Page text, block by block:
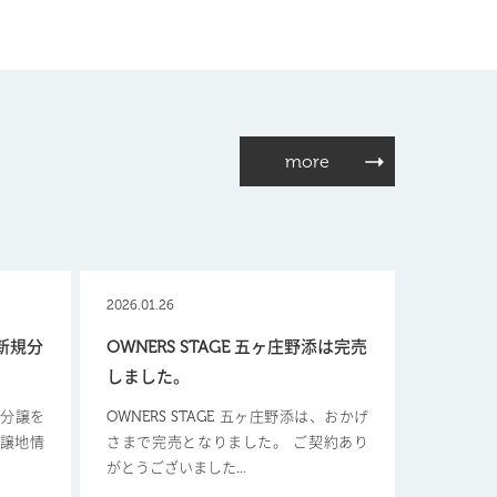
規分
譲を
地情
2026.01.26
OWNERS STAGE 五ヶ庄野添は完売
しました。
OWNERS STAGE 五ヶ庄野添は、おかげ
さまで完売となりました。 ご契約あり
がとうございました...
more